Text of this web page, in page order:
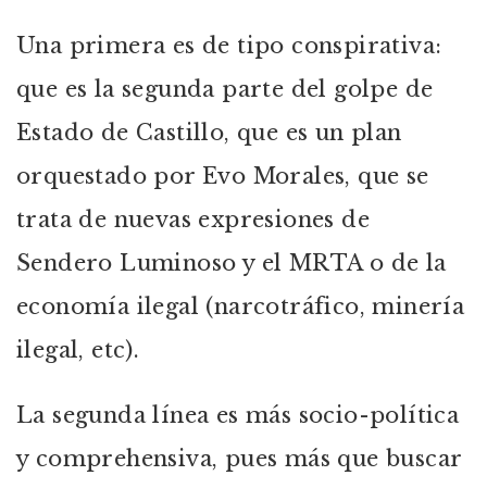
Una primera es de tipo conspirativa:
que es la segunda parte del golpe de
Estado de Castillo, que es un plan
orquestado por Evo Morales, que se
trata de nuevas expresiones de
Sendero Luminoso y el MRTA o de la
economía ilegal (narcotráfico, minería
ilegal, etc).
La segunda línea es más socio-política
y comprehensiva, pues más que buscar